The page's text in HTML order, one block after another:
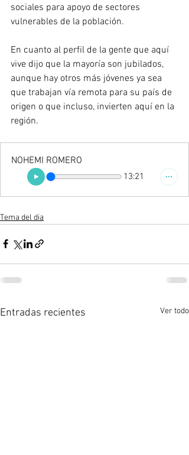
sociales para apoyo de sectores
vulnerables de la población.
En cuanto al perfil de la gente que aquí
vive dijo que la mayoría son jubilados,
aunque hay otros más jóvenes ya sea
que trabajan vía remota para su país de
origen o que incluso, invierten aquí en la
región.
NOHEMI ROMERO
13:21
Tema del dia
Entradas recientes Ver todo